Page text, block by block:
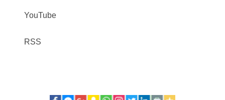
YouTube
RSS